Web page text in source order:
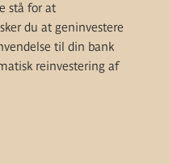
stå for at
du at geninvestere
til din bank
reinvestering af